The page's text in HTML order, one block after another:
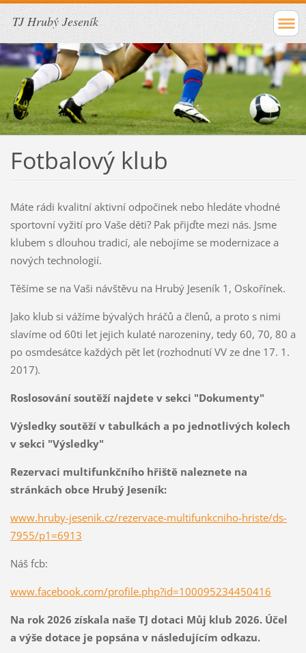
TJ Hrubý Jeseník
Fotbalový klub
Máte rádi kvalitní aktivní odpočinek nebo hledáte vhodné
sportovní vyžití pro Vaše děti? Pak přijďte mezi nás. Jsme
klubem s dlouhou tradicí, ale nebojíme se modernizace a
nových technologií.
Těšíme se na Vaši návštěvu na Hrubý Jeseník 1, Oskořínek.
Jako klub si vážíme bývalých hráčů a členů, a proto s nimi
slavíme od 60ti let jejich kulaté narozeniny, tedy 60, 70, 80 a
po osmdesátce každých pět let (rozhodnutí VV ze dne 17. 1.
2017).
Roslosování soutěží najdete v sekci "Dokumenty"
Výsledky soutěží v tabulkách a po jednotlivých kolech
v sekci "Výsledky"
Rezervaci multifunkčního hřiště naleznete na
stránkách obce Hrubý Jeseník:
www.hruby-jesenik.cz/rezervace-multifunkcniho-hriste/ds-
7955/p1=6913
Náš fcb:
www.facebook.com/profile.php?id=100095234450416
Na rok 2026 získala naše TJ dotaci Můj klub 2026. Účel
a výše dotace je popsána v následujícím odkazu.